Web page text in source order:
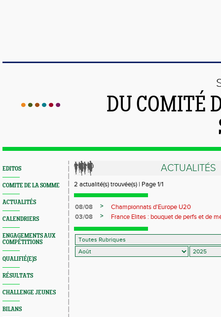
DU COMITÉ
EDITOS
COMITE DE LA SOMME
ACTUALITÉS
CALENDRIERS
ENGAGEMENTS AUX
COMPÉTITIONS
QUALIFIÉ(E)S
RÉSULTATS
CHALLENGE JEUNES
BILANS
ACTUALITÉS
2 actualité(s) trouvée(s) | Page 1/1
08/08 >
Championnats d'Europe U20
03/08
> France Elites : bouquet de perfs et de